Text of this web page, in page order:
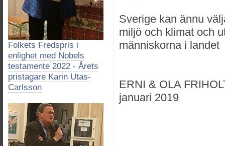
Folkets Fredspris i
enlighet med Nobels
testamente 2022 - Årets
pristagare Karin Utas-
Carlsson
Sverige kan ännu
miljö och klimat och
människorna i landet
ERNI & OLA
januari 2019